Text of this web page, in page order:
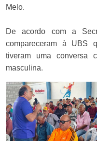
Melo.
De acordo com a
compareceram à UBS
tiveram uma conversa
masculina.